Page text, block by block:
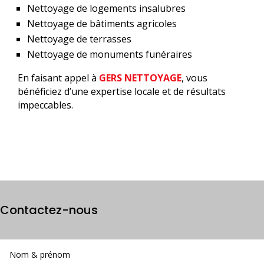
Nettoyage de logements insalubres
Nettoyage de bâtiments agricoles
Nettoyage de terrasses
Nettoyage de monuments funéraires
En faisant appel à GERS NETTOYAGE, vous
bénéficiez d’une expertise locale et de résultats
impeccables.
Contactez-nous